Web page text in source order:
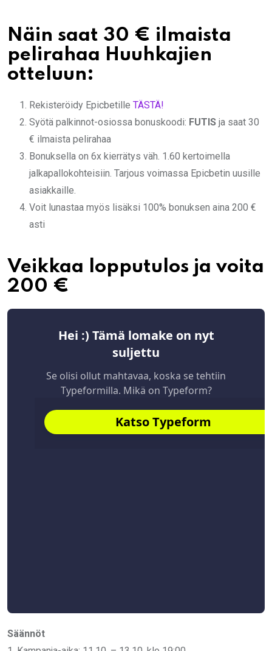
Näin saat 30 € ilmaista
pelirahaa Huuhkajien
otteluun:
Rekisteröidy Epicbetille TÄSTÄ!
Syötä palkinnot-osiossa bonuskoodi: FUTIS ja saat 30
€ ilmaista pelirahaa
Bonuksella on 6x kierrätys väh. 1.60 kertoimella
jalkapallokohteisiin. Tarjous voimassa Epicbetin uusille
asiakkaille.
Voit lunastaa myös lisäksi 100% bonuksen aina 200 €
asti
Veikkaa lopputulos ja voita
200 €
Säännöt